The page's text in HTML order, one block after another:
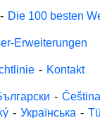
- Die 100 besten
Erweiterungen
- Kontakt
- Čeština
- Українська -